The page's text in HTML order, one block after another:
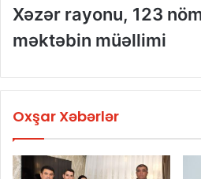
Xəzər rayonu, 123
məktəbin müəllimi
Oxşar Xəbərlər